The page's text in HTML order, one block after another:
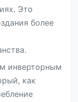
Это
более
инверторным
как